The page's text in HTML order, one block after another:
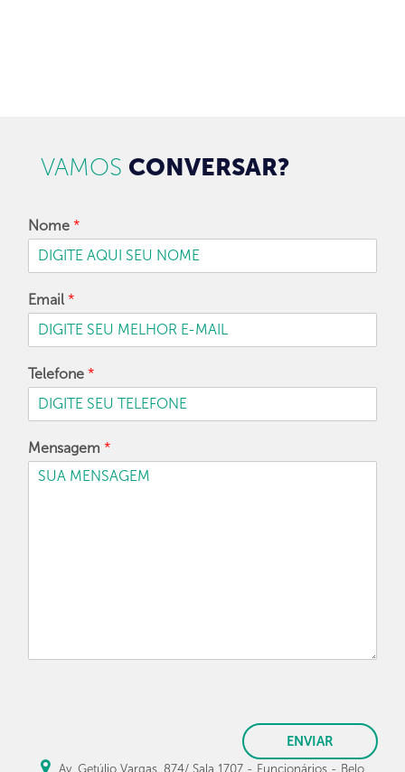
VAMOS CONVERSAR?
Nome *
Email *
Telefone *
Mensagem *
ENVIAR
Av. Getúlio Vargas, 874/ Sala 1707 - Funcionários - Belo